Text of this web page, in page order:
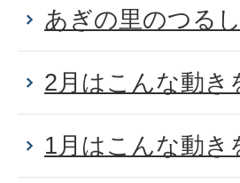
あぎの里のつる
2月はこんな動き
1月はこんな動き